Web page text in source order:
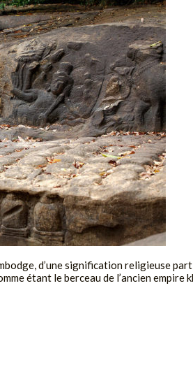
d’une signification religieuse
étant le berceau de l’ancien empire